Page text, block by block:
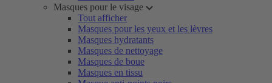
Masques pour le visage
Tout afficher
Masques pour les yeux et les lèvres
Masques hydratants
Masques de nettoyage
Masques de boue
Masques en tissu